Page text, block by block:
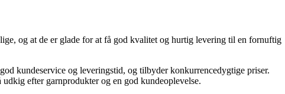
og at de er glade for at få god kvalitet og hurtig levering til en fornuftig
kundeservice og leveringstid, og tilbyder konkurrencedygtige priser.
efter garnprodukter og en god kundeoplevelse.